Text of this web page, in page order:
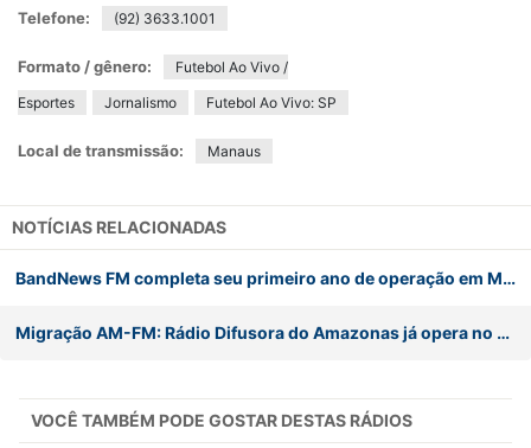
Telefone: (92) 3633.1001
Formato / gênero:
Futebol Ao Vivo /
Esportes
Jornalismo Futebol Ao Vivo: SP
Local de transmissão: Manaus
NOTÍCIAS RELACIONADAS
BandNews FM completa seu primeiro ano de operação em Manaus
Migração AM-FM: Rádio Difusora do Amazonas já opera no dial FM de Manaus
VOCÊ TAMBÉM PODE GOSTAR DESTAS RÁDIOS